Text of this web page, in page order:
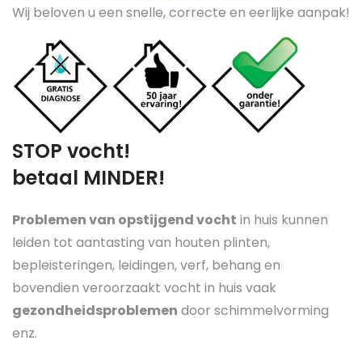
Wij beloven u een snelle, correcte en eerlijke aanpak!
STOP vocht!
betaal MINDER!
Problemen van opstijgend vocht in huis kunnen
leiden tot aantasting van houten plinten,
bepleisteringen, leidingen, verf, behang en
bovendien veroorzaakt vocht in huis vaak
gezondheidsproblemen door schimmelvorming
enz.